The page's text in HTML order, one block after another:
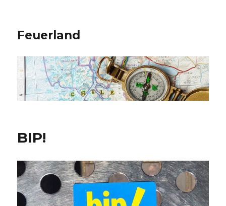
Feuerland
BIP!